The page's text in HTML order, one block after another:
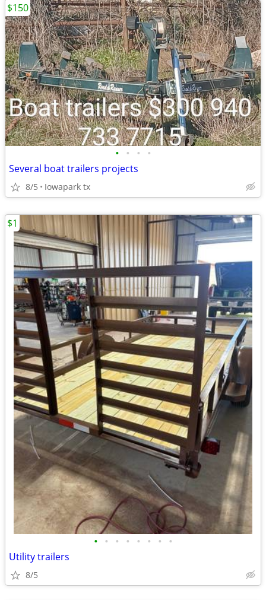
• • • •
Several boat trailers projects
8/5 Iowapark tx
$150
• • • • • • • •
Utility trailers
8/5
$1